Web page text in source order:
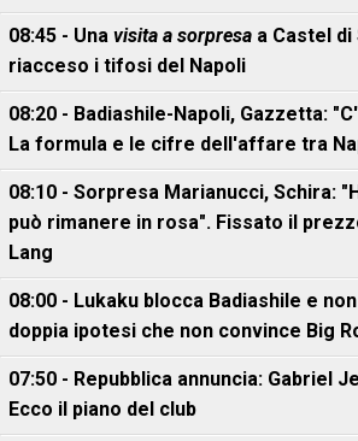
08:45 - Una visita a sorpresa a Castel di
riacceso i tifosi del Napoli
08:20 - Badiashile-Napoli, Gazzetta:
La formula e le cifre dell'affare tra
08:10 - Sorpresa Marianucci, Schira:
può rimanere in rosa". Fissato il
Lang
08:00 - Lukaku blocca Badiashile e
doppia ipotesi che non convince Big
07:50 - Repubblica annuncia: Gabriel
Ecco il piano del club